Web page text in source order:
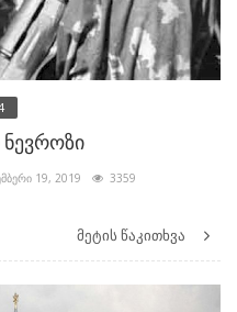
19, 2019 3359
მეტის წაკითხვა